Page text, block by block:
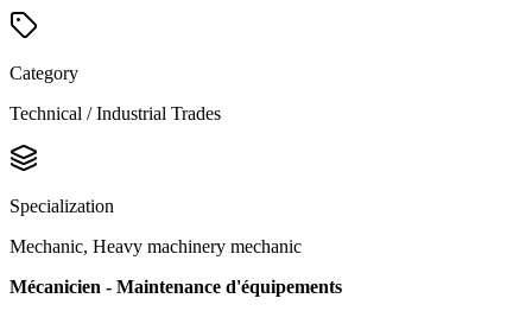
Category
Technical / Industrial Trades
Specialization
Mechanic, Heavy machinery mechanic
Mécanicien - Maintenance d'équipements